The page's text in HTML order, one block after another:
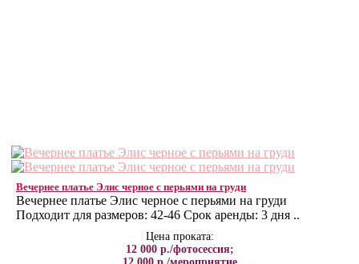
Вечернее платье Элис черное с перьями на груди
Вечернее платье Элис черное с перьями на груди
Подходит для размеров: 42-46 Срок аренды: 3 дня ..
Цена проката:
12 000 р./фотосессия;